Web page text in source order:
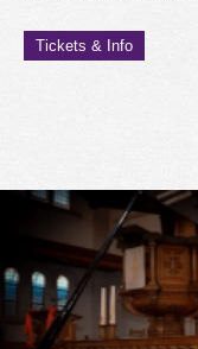
Tickets & Info